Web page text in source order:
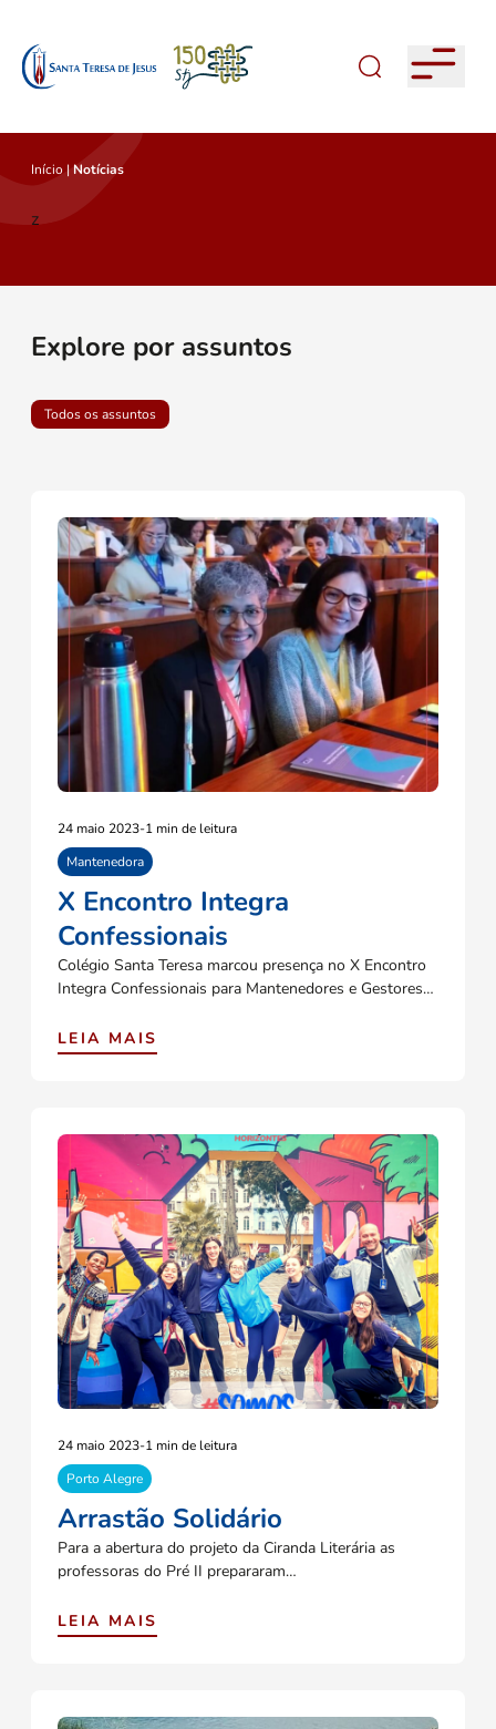
Início |Notícias
z
Explore por assuntos
Todos os assuntos
24 maio 2023-1 min de leitura
Mantenedora
X Encontro Integra
Confessionais
Colégio Santa Teresa marcou presença no X Encontro
Integra Confessionais para Mantenedores e Gestores…
LEIA MAIS
24 maio 2023-1 min de leitura
Porto Alegre
Arrastão Solidário
Para a abertura do projeto da Ciranda Literária as
professoras do Pré II prepararam…
LEIA MAIS